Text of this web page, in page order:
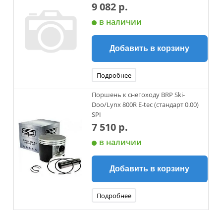
9 082 р.
в наличии
Добавить в корзину
Подробнее
Поршень к снегоходу BRP Ski-
Doo/Lynx 800R E-tec (cтандарт 0.00)
SPI
7 510 р.
в наличии
Добавить в корзину
Подробнее